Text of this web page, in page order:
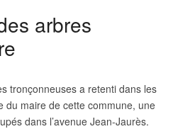
arbres
tronçonneuses a retenti dans les
du maire de cette commune, une
dans l’avenue Jean-Jaurès.